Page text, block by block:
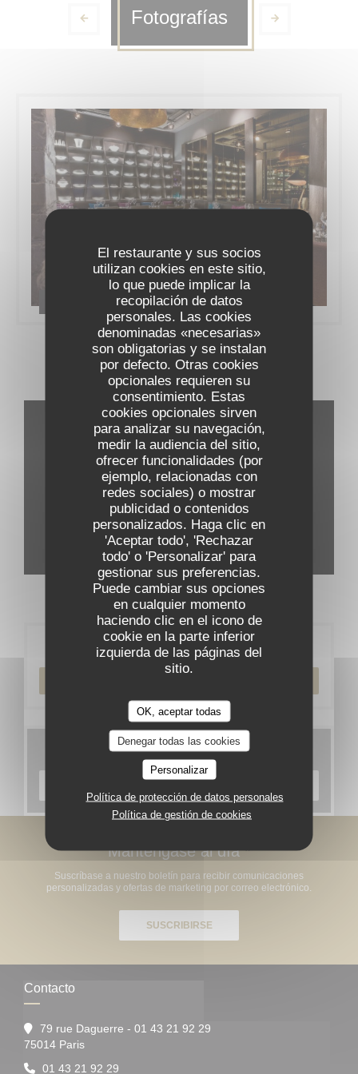
El restaurante y sus socios
utilizan cookies en este sitio,
lo que puede implicar la
recopilación de datos
personales. Las cookies
denominadas «necesarias»
son obligatorias y se instalan
por defecto. Otras cookies
opcionales requieren su
consentimiento. Estas
cookies opcionales sirven
para analizar su navegación,
medir la audiencia del sitio,
ofrecer funcionalidades (por
ejemplo, relacionadas con
redes sociales) o mostrar
publicidad o contenidos
personalizados. Haga clic en
'Aceptar todo', 'Rechazar
todo' o 'Personalizar' para
gestionar sus preferencias.
Puede cambiar sus opciones
en cualquier momento
haciendo clic en el icono de
cookie en la parte inferior
izquierda de las páginas del
sitio.
OK, aceptar todas
Denegar todas las cookies
Personalizar
Política de protección de datos personales
Política de gestión de cookies
Fotografías
Le restaurant
Tour virtual
Reserva
Carta
Manténgase al día*
Suscríbase a nuestro boletín para recibir comunicaciones
personalizadas y ofertas de marketing por correo electrónico.
SUSCRIBIRSE
Contacto
79 rue Daguerre - 01 43 21 92 29
75014 Paris((abre en una nueva ventana))
01 43 21 92 29